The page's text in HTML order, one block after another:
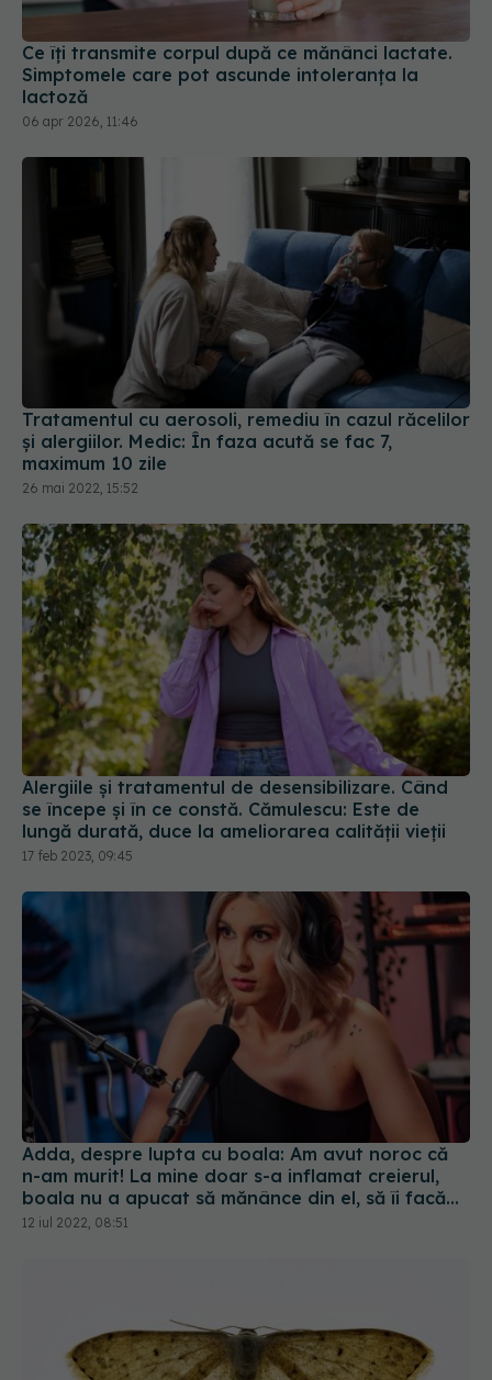
Simptomele care pot ascunde intoleranța la
lactoză
06 apr 2026, 11:46
Tratamentul cu aerosoli, remediu în cazul răcelilor
și alergiilor. Medic: În faza acută se fac 7,
maximum 10 zile
26 mai 2022, 15:52
Alergiile și tratamentul de desensibilizare. Când
se începe și în ce constă. Cămulescu: Este de
lungă durată, duce la ameliorarea calității vieții
17 feb 2023, 09:45
Adda, despre lupta cu boala: Am avut noroc că
n-am murit! La mine doar s-a inflamat creierul,
boala nu a apucat să mănânce din el, să îi facă
găurele
12 iul 2022, 08:51